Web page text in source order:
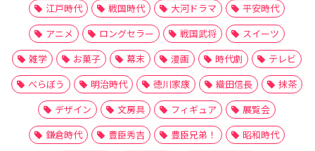
江戸時代 戦国時代 大河ドラマ
平安時代
アニメ
ロングセラー 戦国武将
スイーツ
雑学
お菓子 幕末 漫画 時代劇
テレビ
べらぼう
明治時代 徳川家康 織田信長
抹茶
デザイン
文房具 フィギュア
展覧会
鎌倉時代
豊臣秀吉 豊臣兄弟！
昭和時代